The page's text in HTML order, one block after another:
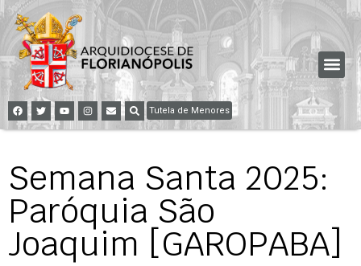
Tutela de Menores
Semana Santa 2025:
Paróquia São
Joaquim [GAROPABA]